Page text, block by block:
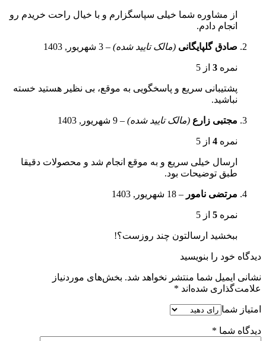
از مشاوره شما خیلی سپاسگزارم و با خیال راحت خریدم رو
انجام دادم.
صادق گلپایگانی (مالک تایید شده) – 3 شهریور, 1403
نمره 3 از 5
پشتیبانی سریع و پاسخگویی به موقع، بی نظیر هستید خسته
نباشید.
مجتبی زارع (مالک تایید شده) – 9 شهریور, 1403
نمره 4 از 5
ارسال خیلی سریع و به موقع انجام شد و محصولات دقیقا
طبق توضیحات بود.
مرتضی نامور – 18 شهریور, 1403
نمره 5 از 5
ببخشید ارسالتون چند روزست؟!
دیدگاه خود را بنویسید
نشانی ایمیل شما منتشر نخواهد شد. بخش‌های موردنیاز
علامت‌گذاری شده‌اند *
امتیاز شما
دیدگاه شما *